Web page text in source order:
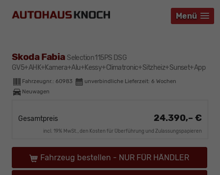
Menü
Menü
Menü
Skoda Fabia Selection 115PS DSG
GV5+AHK+Kamera+Alu+Kessy+Climatronic+Sitzheiz+Sunset+App
Fahrzeugnr.: 60983 unverbindliche Lieferzeit: 6 Wochen
Neuwagen
Gesamtpreis 24.390,– €
incl. 19% MwSt., den Kosten für Überführung und Zulassungspapieren
Fahrzeug bestellen - NUR FÜR HÄNDLER